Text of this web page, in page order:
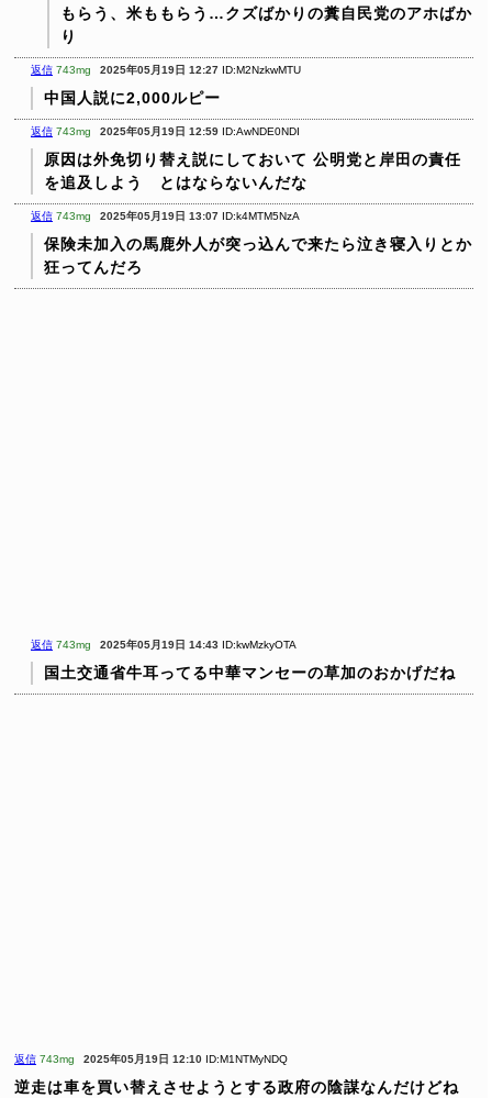
もらう、米ももらう…クズばかりの糞自民党のアホばか
り
返信 743mg 2025年05月19日 12:27 ID:M2NzkwMTU
中国人説に2,000ルピー
返信 743mg 2025年05月19日 12:59 ID:AwNDE0NDI
原因は外免切り替え説にしておいて 公明党と岸田の責任
を追及しよう とはならないんだな
返信 743mg 2025年05月19日 13:07 ID:k4MTM5NzA
保険未加入の馬鹿外人が突っ込んで来たら泣き寝入りとか
狂ってんだろ
返信 743mg 2025年05月19日 14:43 ID:kwMzkyOTA
国土交通省牛耳ってる中華マンセーの草加のおかげだね
返信 743mg 2025年05月19日 12:10 ID:M1NTMyNDQ
逆走は車を買い替えさせようとする政府の陰謀なんだけどね